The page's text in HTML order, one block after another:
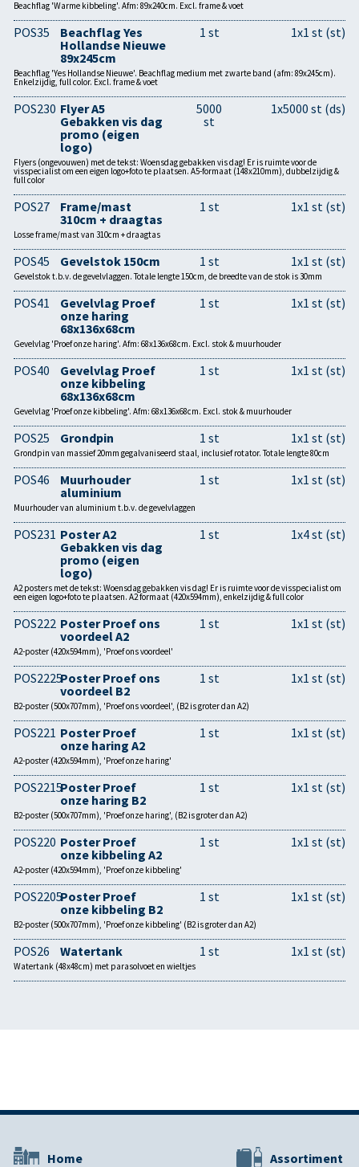
Beachflag 'Warme kibbeling'. Afm: 89x240cm. Excl. frame & voet
POS35
Beachflag Yes
Hollandse Nieuwe
89x245cm
1 st 1x1 st (st)
Beachflag 'Yes Hollandse Nieuwe'. Beachflag medium met zwarte band (afm: 89x245cm).
Enkelzijdig, full color. Excl. frame & voet
POS230 Flyer A5
Gebakken vis dag
promo (eigen
logo)
5000
st
1x5000 st (ds)
Flyers (ongevouwen) met de tekst: Woensdag gebakken vis dag! Er is ruimte voor de
visspecialist om een eigen logo+foto te plaatsen. A5-formaat (148x210mm), dubbelzijdig &
full color
POS27
Frame/mast
310cm + draagtas
1 st 1x1 st (st)
Losse frame/mast van 310cm + draagtas
POS45 Gevelstok 150cm 1 st 1x1 st (st)
Gevelstok t.b.v. de gevelvlaggen. Totale lengte 150cm, de breedte van de stok is 30mm
POS41
Gevelvlag Proef
onze haring
68x136x68cm
1 st 1x1 st (st)
Gevelvlag 'Proef onze haring'. Afm: 68x136x68cm. Excl. stok & muurhouder
POS40
Gevelvlag Proef
onze kibbeling
68x136x68cm
1 st 1x1 st (st)
Gevelvlag 'Proef onze kibbeling'. Afm: 68x136x68cm. Excl. stok & muurhouder
POS25 Grondpin 1 st 1x1 st (st)
Grondpin van massief 20mm gegalvaniseerd staal, inclusief rotator. Totale lengte 80cm
POS46
Muurhouder
aluminium
1 st 1x1 st (st)
Muurhouder van aluminium t.b.v. de gevelvlaggen
POS231 Poster A2
Gebakken vis dag
promo (eigen
logo)
1 st 1x4 st (st)
A2 posters met de tekst: Woensdag gebakken vis dag! Er is ruimte voor de visspecialist om
een eigen logo+foto te plaatsen. A2 formaat (420x594mm), enkelzijdig & full color
POS222 Poster Proef ons
voordeel A2
1 st 1x1 st (st)
A2-poster (420x594mm), 'Proef ons voordeel'
POS2225Poster Proef ons
voordeel B2
1 st 1x1 st (st)
B2-poster (500x707mm), 'Proef ons voordeel', (B2 is groter dan A2)
POS221 Poster Proef
onze haring A2
1 st 1x1 st (st)
A2-poster (420x594mm), 'Proef onze haring'
POS2215Poster Proef
onze haring B2
1 st 1x1 st (st)
B2-poster (500x707mm), 'Proef onze haring', (B2 is groter dan A2)
POS220 Poster Proef
onze kibbeling A2
1 st 1x1 st (st)
A2-poster (420x594mm), 'Proef onze kibbeling'
POS2205Poster Proef
onze kibbeling B2
1 st 1x1 st (st)
B2-poster (500x707mm), 'Proef onze kibbeling' (B2 is groter dan A2)
POS26 Watertank 1 st 1x1 st (st)
Watertank (48x48cm) met parasolvoet en wieltjes
Home Assortiment